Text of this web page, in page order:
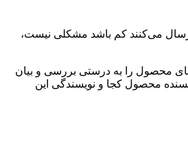
می‌کنند کم باشد مشکلی نیست،
محصول را به درستی بررسی و بیان
محصول کجا و نویسندگی این